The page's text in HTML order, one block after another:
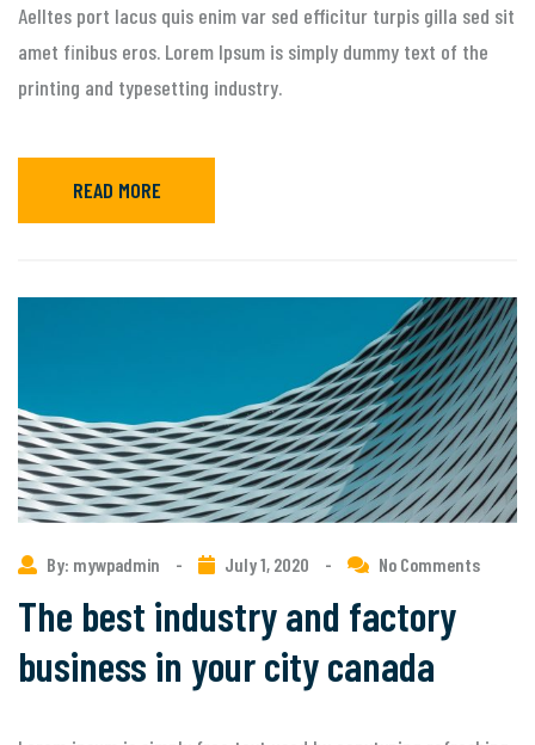
Aelltes port lacus quis enim var sed efficitur turpis gilla sed sit
amet finibus eros. Lorem Ipsum is simply dummy text of the
printing and typesetting industry.
READ MORE
By: mywpadmin - July 1, 2020 - No Comments
The best industry and factory
business in your city canada